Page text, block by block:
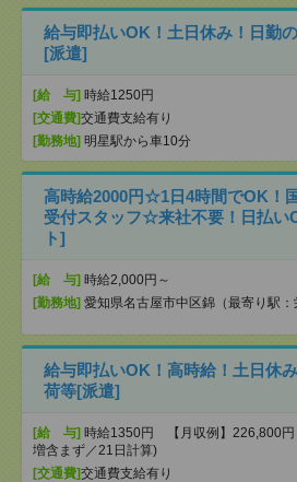
給与即払いOK！土日休み！日勤
[派遣]
[給 与] 時給1250円
[交通費]交通費支給有り
[勤務地] 明星駅から車10分
高時給2000円☆1日4時間でOK！
受付スタッフ☆来社不要！日払い
ト]
[給 与] 時給2,000円～
[勤務地] 愛知県名古屋市中区錦（最寄り駅：
給与即払いOK！高時給！土日休
荷等[派遣]
[給 与] 時給1350円 【月収例】226,800円
増含まず／21日計算)
[交通費]交通費支給有り